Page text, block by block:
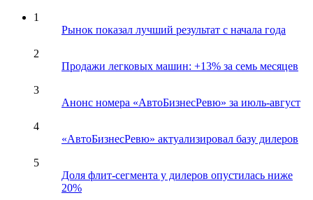
1
Рынок показал лучший результат с начала года
2
Продажи легковых машин: +13% за семь месяцев
3
Анонс номера «АвтоБизнесРевю» за июль-август
4
«АвтоБизнесРевю» актуализировал базу дилеров
5
Доля флит-сегмента у дилеров опустилась ниже
20%